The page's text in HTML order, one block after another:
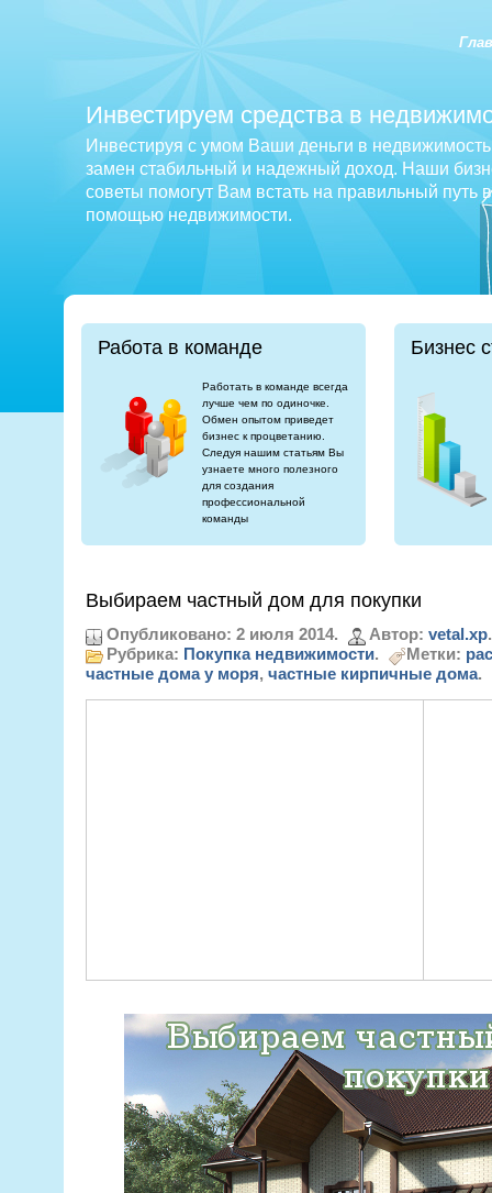
Инвестируем средства в
Инвестируя с умом Ваши деньги в
замен стабильный и надежный доход. Наши
советы помогут Вам встать на правильный путь
помощью недвижимости.
Работа в команде
Работать в команде всегда
лучше чем по одиночке.
Обмен опытом приведет
бизнес к процветанию.
Следуя нашим статьям Вы
узнаете много полезного
для создания
профессиональной
команды
Бизнес
Выбираем частный дом для покупки
Опубликовано: 2 июля 2014. Автор: vetal.xp.
Рубрика: Покупка недвижимости. Метки:
частные дома у моря, частные кирпичные дома.